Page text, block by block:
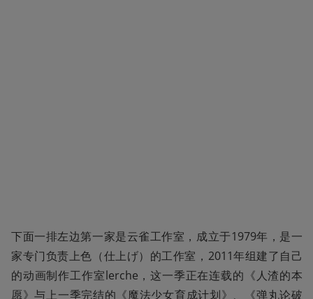
下面一排左边第一家是云雀工作室，成立于1979年，是一
家专门负责上色（仕上げ）的工作室，2011年组建了自己
的动画制作工作室lerche，这一季正在连载的《人渣的本
愿》与上一季完结的《魔法少女育成计划》、《弹丸论破